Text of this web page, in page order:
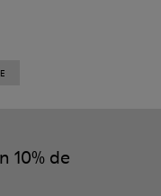
10% de